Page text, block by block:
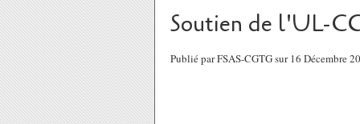
Soutien de l'UL-
Publié par FSAS-CGTG sur 16 Décembre